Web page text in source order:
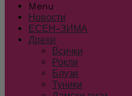
Menu
Новости
ЕСЕН-ЗИМА
Дрехи
Всички
Рокли
Блузи
Туники